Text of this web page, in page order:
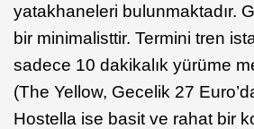
yatakhaneleri bulunmaktadır.
bir minimalisttir. Termini tren
sadece 10 dakikalık yürüme
(The Yellow, Gecelik 27
Hostella ise basit ve rahat bir